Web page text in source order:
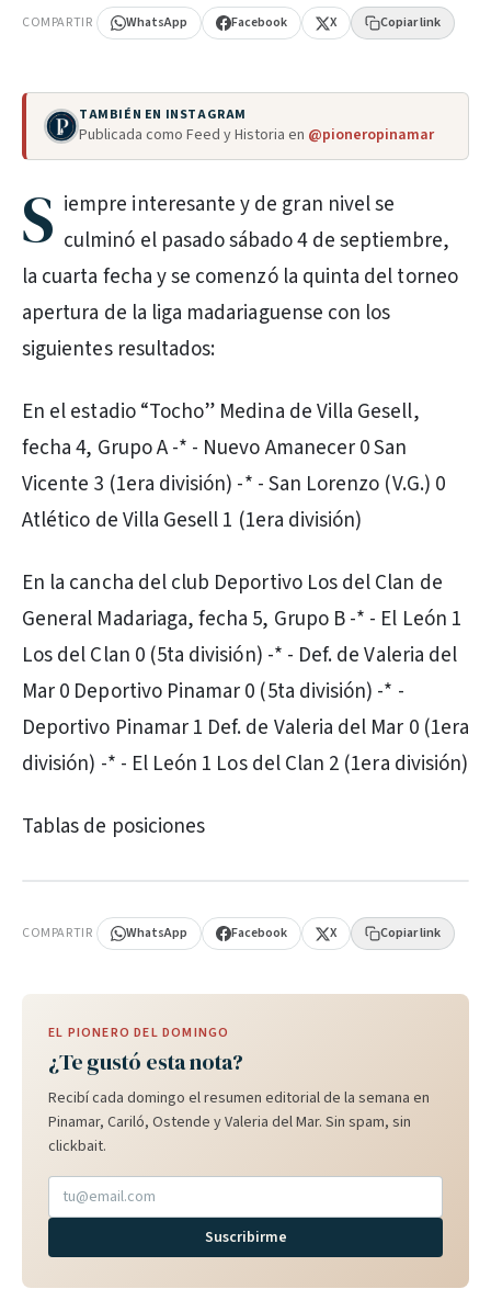
COMPARTIR WhatsApp Facebook X Copiar link
TAMBIÉN EN INSTAGRAM
Publicada como Feed y Historia en @pioneropinamar
S iempre interesante y de gran nivel se
culminó el pasado sábado 4 de septiembre,
la cuarta fecha y se comenzó la quinta del torneo
apertura de la liga madariaguense con los
siguientes resultados:
En el estadio “Tocho” Medina de Villa Gesell,
fecha 4, Grupo A -* - Nuevo Amanecer 0 San
Vicente 3 (1era división) -* - San Lorenzo (V.G.) 0
Atlético de Villa Gesell 1 (1era división)
En la cancha del club Deportivo Los del Clan de
General Madariaga, fecha 5, Grupo B -* - El León 1
Los del Clan 0 (5ta división) -* - Def. de Valeria del
Mar 0 Deportivo Pinamar 0 (5ta división) -* -
Deportivo Pinamar 1 Def. de Valeria del Mar 0 (1era
división) -* - El León 1 Los del Clan 2 (1era división)
Tablas de posiciones
COMPARTIR WhatsApp Facebook X Copiar link
EL PIONERO DEL DOMINGO
¿Te gustó esta nota?
Recibí cada domingo el resumen editorial de la semana en
Pinamar, Cariló, Ostende y Valeria del Mar. Sin spam, sin
clickbait.
Suscribirme